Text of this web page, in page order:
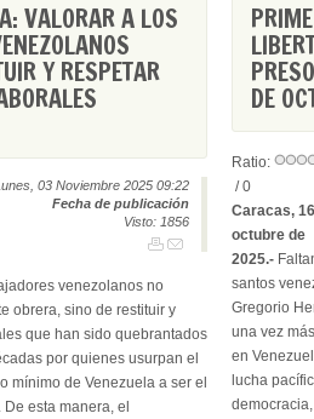
VALORAR A LOS
Y RESPETAR
03 Noviembre 2025 09:22
Fecha de publicación
Visto: 1856
venezolanos no
obrera, sino de restituir y
que han sido quebrantados
por quienes usurpan el
mínimo de Venezuela a ser el
esta manera, el
DE
Ratio:
/ 0
Caracas,
octubre de
2025.-
santos
Gregorio
una vez
en
lucha